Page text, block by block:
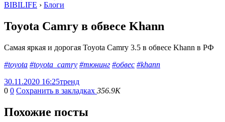
BIBILIFE › Блоги
Toyota Camry в обвесе Khann
Самая яркая и дорогая Toyota Camry 3.5 в обвесе Khann в РФ
#toyota #toyota_camry #тюнинг #обвес #khann
30.11.2020 16:25тренд
0 0 Сохранить в закладках 356.9K
Похожие посты